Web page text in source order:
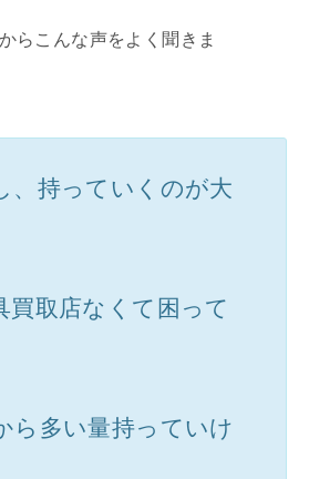
らこんな声をよく聞きま
、持っていくのが大
買取店なくて困って
ら多い量持っていけ